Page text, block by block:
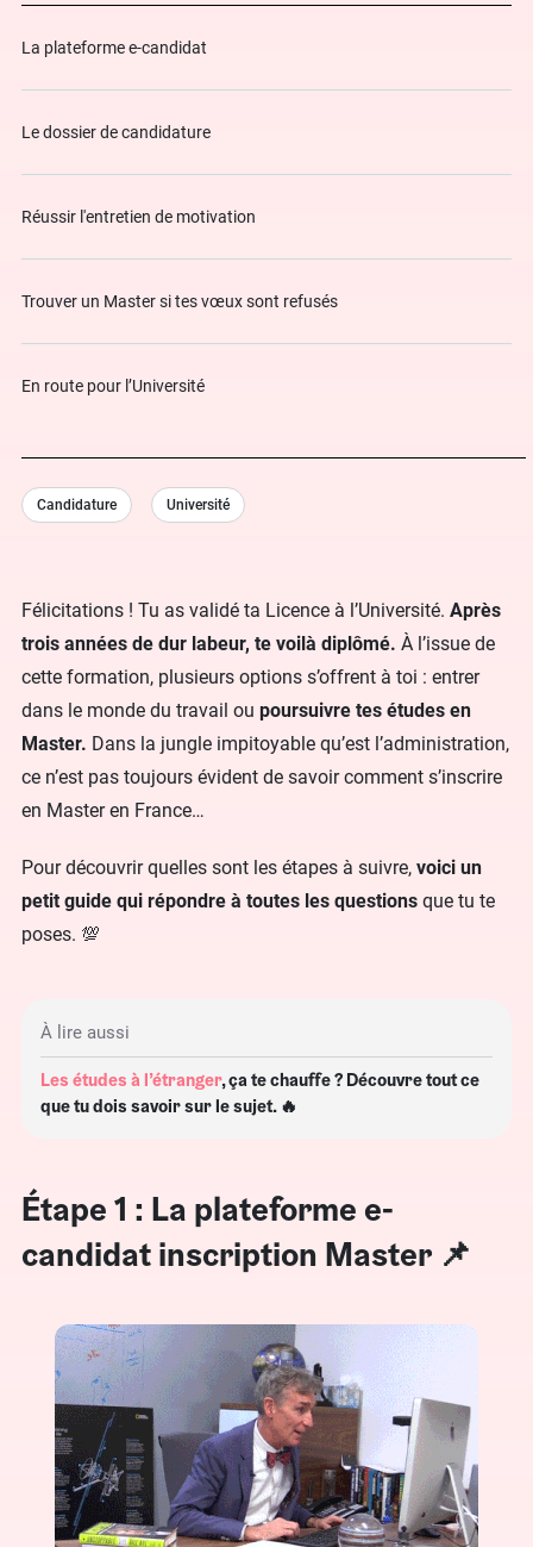
Félicitations ! Tu as validé ta Licence à l’Université. Après
trois années de dur labeur, te voilà diplômé. À l’issue de
cette formation, plusieurs options s’offrent à toi : entrer
dans le monde du travail ou poursuivre tes études en
Master. Dans la jungle impitoyable qu’est l’administration,
ce n’est pas toujours évident de savoir comment s’inscrire
en Master en France…
Pour découvrir quelles sont les étapes à suivre, voici un
petit guide qui répondre à toutes les questions que tu te
poses. 💯
À lire aussi
Les études à l’étranger, ça te chauffe ? Découvre tout ce
que tu dois savoir sur le sujet. 🔥
Étape 1 : La plateforme e-
candidat inscription Master 📌
La plateforme e-candidat
Le dossier de candidature
Réussir l'entretien de motivation
Trouver un Master si tes vœux sont refusés
En route pour l’Université
Candidature Université